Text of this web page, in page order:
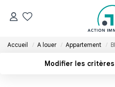
Accueil A louer Appartement
Modifier les